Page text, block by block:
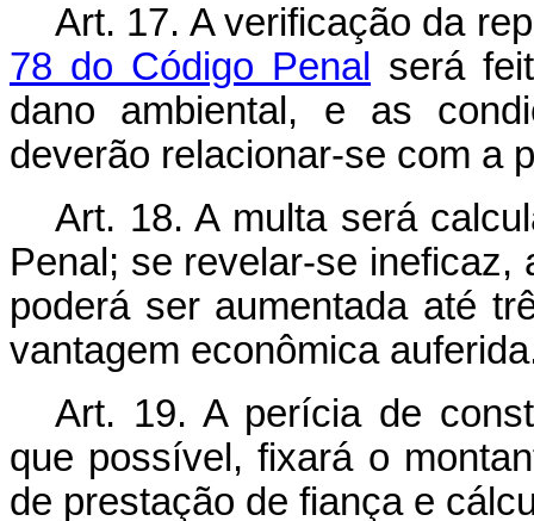
Art. 17. A verificação da
78 do Código Penal
será
dano ambiental, e as
deverão relacionar-se com a
Art. 18. A multa será
Penal; se revelar-se ineficaz,
poderá ser aumentada até
vantagem econômica
Art. 19. A perícia de
que possível, fixará o
de prestação de fiança e